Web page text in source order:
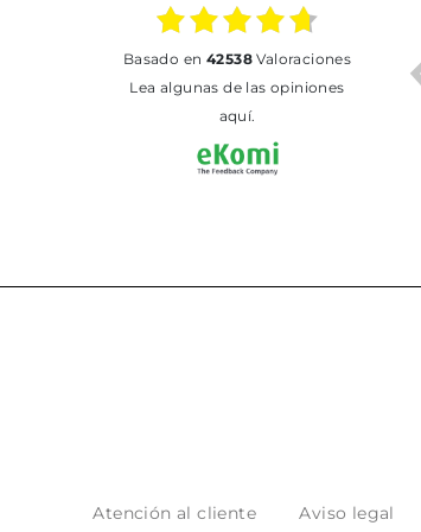
basado en 42538Valoraciones
Lea algunas de las opiniones
aquí.
Atención al cliente Aviso legal